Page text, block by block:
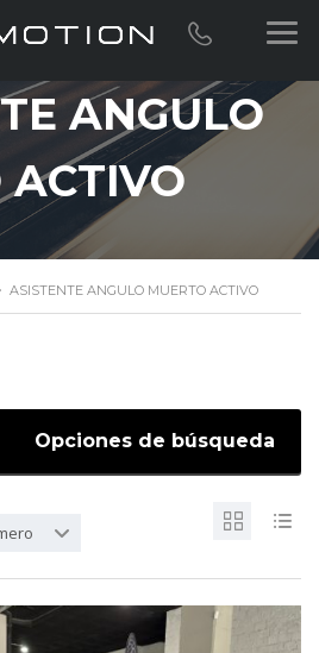
ANGULO
ACTIVO
ASISTENTE ANGULO MUERTO ACTIVO
Opciones de búsqueda